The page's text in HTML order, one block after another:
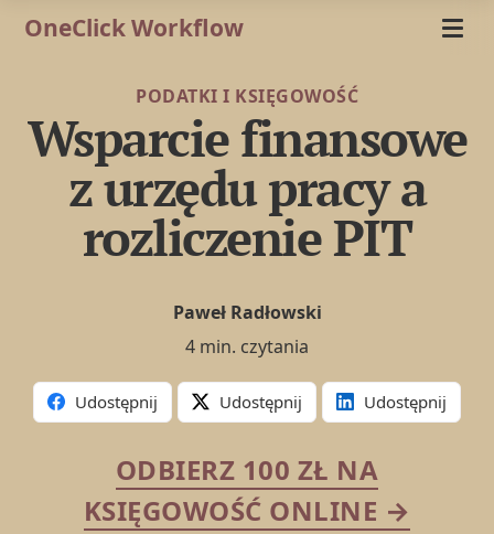
OneClick Workflow
PODATKI I KSIĘGOWOŚĆ
Wsparcie finansowe
z urzędu pracy a
rozliczenie PIT
Paweł Radłowski
4 min. czytania
Udostępnij Udostępnij Udostępnij
ODBIERZ 100 ZŁ NA
KSIĘGOWOŚĆ ONLINE →